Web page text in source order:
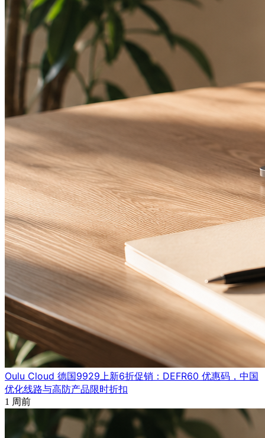
Oulu Cloud 德国9929上新6折促销：DEFR60 优惠码，中国
优化线路与高防产品限时折扣
1 周前